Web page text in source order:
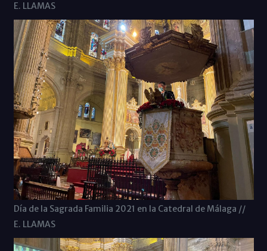
E. LLAMAS
Día de la Sagrada Familia 2021 en la Catedral de Málaga //
E. LLAMAS